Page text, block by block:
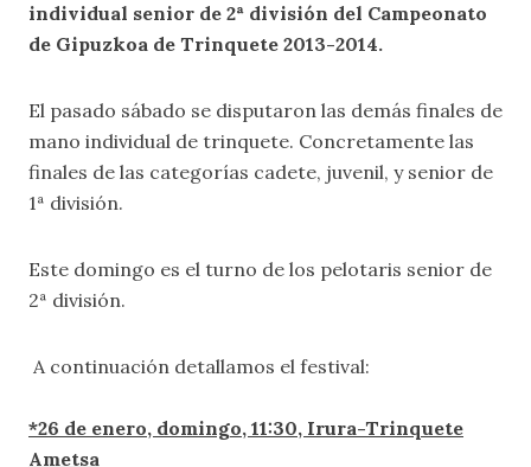
individual senior de 2ª división del Campeonato
de Gipuzkoa de Trinquete 2013-2014.
El pasado sábado se disputaron las demás finales de
mano individual de trinquete. Concretamente las
finales de las categorías cadete, juvenil, y senior de
1ª división.
Este domingo es el turno de los pelotaris senior de
2ª división.
A continuación detallamos el festival:
*26 de enero, domingo, 11:30, Irura-Trinquete
Ametsa